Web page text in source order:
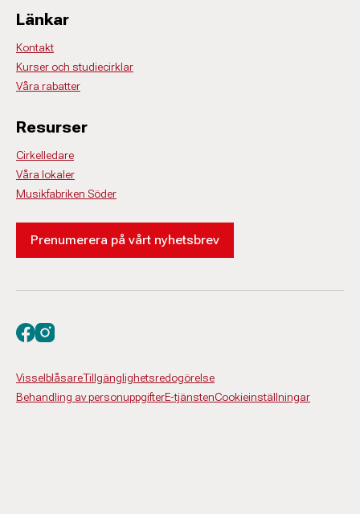
Länkar
Kontakt
Kurser och studiecirklar
Våra rabatter
Resurser
Cirkelledare
Våra lokaler
Musikfabriken Söder
Prenumerera på vårt nyhetsbrev
VisselblåsareTillgänglighetsredogörelse
Behandling av personuppgifterE-tjänstenCookieinställningar
Besök oss på facebook
Besök oss på instagram